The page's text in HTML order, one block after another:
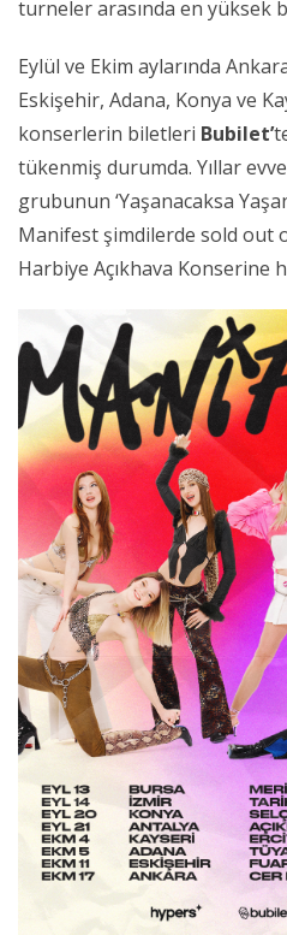
turneler arasında en yüksek
Eylül ve Ekim aylarında
Eskişehir, Adana, Konya ve
konserlerin biletleri Bubilet’
tükenmiş durumda. Yıllar
grubunun ‘Yaşanacaksa
Manifest şimdilerde sold out
Harbiye Açıkhava Konserine